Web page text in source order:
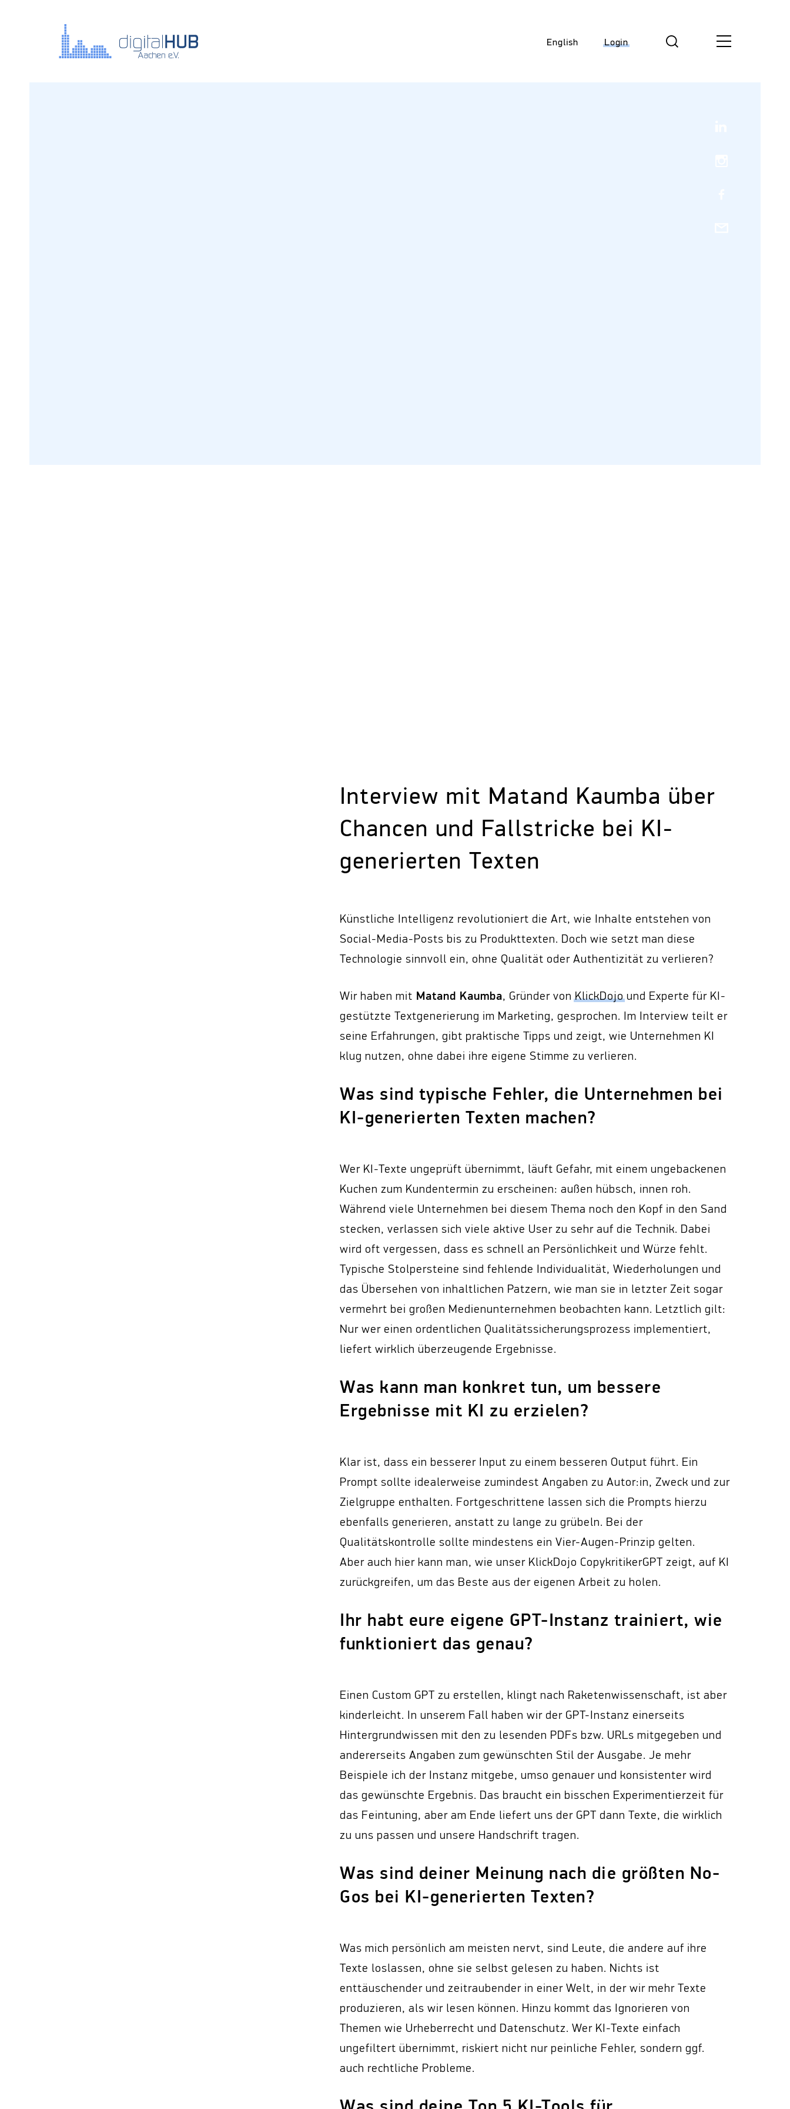
English Login
Interview mit Matand Kaumba über
Chancen und Fallstricke bei KI-
generierten Texten
Künstliche Intelligenz revolutioniert die Art, wie Inhalte entstehen von
Social-Media-Posts bis zu Produkttexten. Doch wie setzt man diese
Technologie sinnvoll ein, ohne Qualität oder Authentizität zu verlieren?
Wir haben mit Matand Kaumba, Gründer vonKlickDojound Experte für KI-
gestützte Textgenerierung im Marketing, gesprochen. Im Interview teilt er
seine Erfahrungen, gibt praktische Tipps und zeigt, wie Unternehmen KI
klug nutzen, ohne dabei ihre eigene Stimme zu verlieren.
Was sind typische Fehler, die Unternehmen bei
KI-generierten Texten machen?
Wer KI-Texte ungeprüft übernimmt, läuft Gefahr, mit einem ungebackenen
Kuchen zum Kundentermin zu erscheinen: außen hübsch, innen roh.
Während viele Unternehmen bei diesem Thema noch den Kopf in den Sand
stecken, verlassen sich viele aktive User zu sehr auf die Technik. Dabei
wird oft vergessen, dass es schnell an Persönlichkeit und Würze fehlt.
Typische Stolpersteine sind fehlende Individualität, Wiederholungen und
das Übersehen von inhaltlichen Patzern, wie man sie in letzter Zeit sogar
vermehrt bei großen Medienunternehmen beobachten kann. Letztlich gilt:
Nur wer einen ordentlichen Qualitätssicherungsprozess implementiert,
liefert wirklich überzeugende Ergebnisse.
Was kann man konkret tun, um bessere
Ergebnisse mit KI zu erzielen?
Klar ist, dass ein besserer Input zu einem besseren Output führt. Ein
Prompt sollte idealerweise zumindest Angaben zu Autor:in, Zweck und zur
Zielgruppe enthalten. Fortgeschrittene lassen sich die Prompts hierzu
ebenfalls generieren, anstatt zu lange zu grübeln. Bei der
Qualitätskontrolle sollte mindestens ein Vier-Augen-Prinzip gelten.
Aber auch hier kann man, wie unser KlickDojo CopykritikerGPT zeigt, auf KI
zurückgreifen, um das Beste aus der eigenen Arbeit zu holen.
Ihr habt eure eigene GPT-Instanz trainiert, wie
funktioniert das genau?
Einen Custom GPT zu erstellen, klingt nach Raketenwissenschaft, ist aber
kinderleicht. In unserem Fall haben wir der GPT-Instanz einerseits
Hintergrundwissen mit den zu lesenden PDFs bzw. URLs mitgegeben und
andererseits Angaben zum gewünschten Stil der Ausgabe. Je mehr
Beispiele ich der Instanz mitgebe, umso genauer und konsistenter wird
das gewünschte Ergebnis. Das braucht ein bisschen Experimentierzeit für
das Feintuning, aber am Ende liefert uns der GPT dann Texte, die wirklich
zu uns passen und unsere Handschrift tragen.
Was sind deiner Meinung nach die größten No-
Gos bei KI-generierten Texten?
Was mich persönlich am meisten nervt, sind Leute, die andere auf ihre
Texte loslassen, ohne sie selbst gelesen zu haben. Nichts ist
enttäuschender und zeitraubender in einer Welt, in der wir mehr Texte
produzieren, als wir lesen können. Hinzu kommt das Ignorieren von
Themen wie Urheberrecht und Datenschutz. Wer KI-Texte einfach
ungefiltert übernimmt, riskiert nicht nur peinliche Fehler, sondern ggf.
auch rechtliche Probleme.